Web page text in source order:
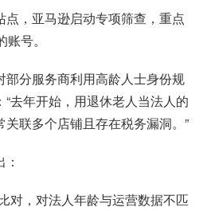
，亚马逊启动专项筛查，重点
号。
部分服务商利用高龄人士身份规
去年开始，用退休老人当法人的
联多个店铺且存在税务漏洞。”
对，对法人年龄与运营数据不匹